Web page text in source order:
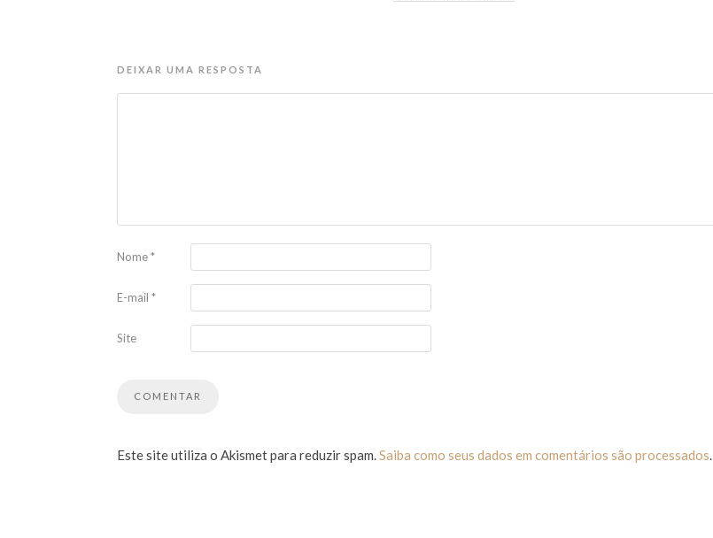
DEIXAR UMA RESPOSTA
Nome*
E-mail *
Site
Este site utiliza o Akismet para reduzir spam.Saiba como seus dados em comentários são processados.